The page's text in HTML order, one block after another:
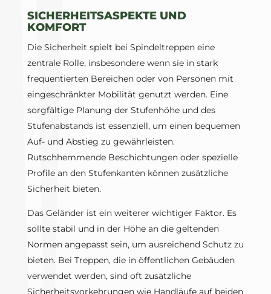
SICHERHEITSASPEKTE UND
KOMFORT
Die Sicherheit spielt bei Spindeltreppen eine
zentrale Rolle, insbesondere wenn sie in stark
frequentierten Bereichen oder von Personen mit
eingeschränkter Mobilität genutzt werden. Eine
sorgfältige Planung der Stufenhöhe und des
Stufenabstands ist essenziell, um einen bequemen
Auf- und Abstieg zu gewährleisten.
Rutschhemmende Beschichtungen oder spezielle
Profile an den Stufenkanten können zusätzliche
Sicherheit bieten.
Das Geländer ist ein weiterer wichtiger Faktor. Es
sollte stabil und in der Höhe an die geltenden
Normen angepasst sein, um ausreichend Schutz zu
bieten. Bei Treppen, die in öffentlichen Gebäuden
verwendet werden, sind oft zusätzliche
Sicherheitsvorkehrungen wie Handläufe auf beiden